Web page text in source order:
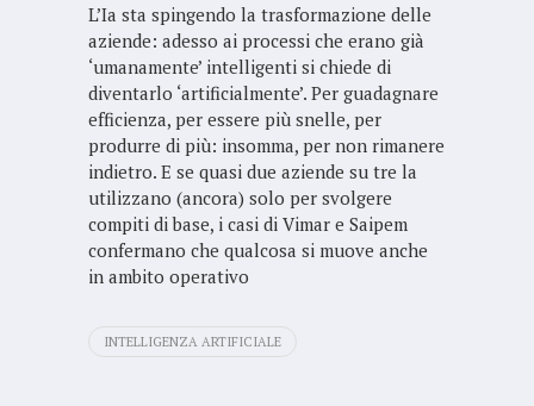
L’Ia sta spingendo la trasformazione delle
aziende: adesso ai processi che erano già
‘umanamente’ intelligenti si chiede di
diventarlo ‘artificialmente’. Per guadagnare
efficienza, per essere più snelle, per
produrre di più: insomma, per non rimanere
indietro. E se quasi due aziende su tre la
utilizzano (ancora) solo per svolgere
compiti di base, i casi di Vimar e Saipem
confermano che qualcosa si muove anche
in ambito operativo
INTELLIGENZA ARTIFICIALE